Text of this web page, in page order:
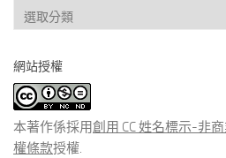
查
看
類
文
章
網站授權
本著作係採用創用 CC 姓名標示-非
權條款授權.